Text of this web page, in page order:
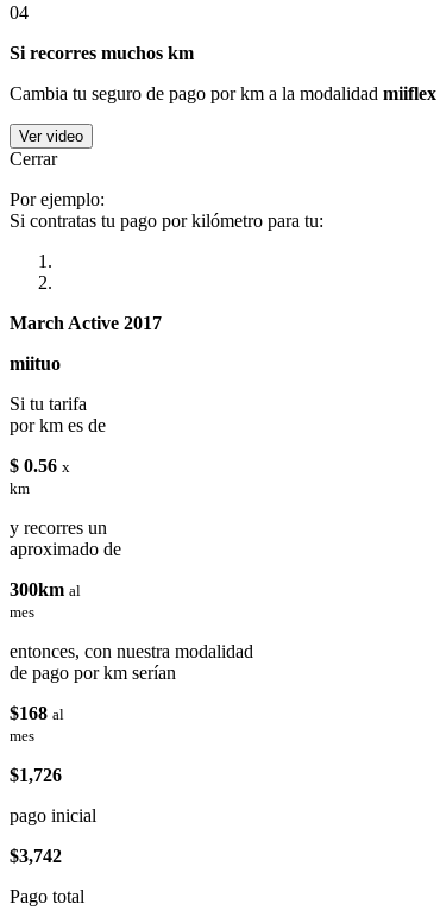
04
Si recorres muchos km
Cambia tu seguro de pago por km a la modalidad miiflex
Ver video
Cerrar
Por ejemplo:
Si contratas tu pago por kilómetro para tu:
March Active 2017
miituo
Si tu tarifa
por km es de
$ 0.56 x
km
y recorres un
aproximado de
300km al
mes
entonces, con nuestra modalidad
de pago por km serían
$168 al
mes
$1,726
pago inicial
$3,742
Pago total